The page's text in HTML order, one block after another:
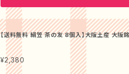
になります。特別な瞬間をより華やかにするお助けをいたします。
た材料を使用した「ごろっと苺大福」は、
とで、贅沢なスイーツタイムをいつでも楽しめます。 ### 【ギフトに最適！】 送料無料
養老軒 博多あまおう ごろっと苺大福」は
彩るために、ぜひご利用ください。 この「京都 養老軒 博多あまおう ごろっと苺大福」をお試しいただき、
回 全国菓子大博覧会で「名誉総裁賞」を受賞いたしました。 ### 商品
りな「絹笠 茶の友」は、全国菓子大博覧
材を使用し、職人が一つひとつ丹精込め
徴。特別のお茶うけとしても、おもてなしの席にもふさわし
ぴったりな要素が詰まっています。大切な
【送料無料 絹笠 茶の友 8個入】大阪土産 大阪
かん 進物 大阪 お土産
¥2,380